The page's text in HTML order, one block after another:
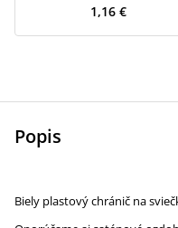
1,16 €
Popis
Biely plastový chránič na